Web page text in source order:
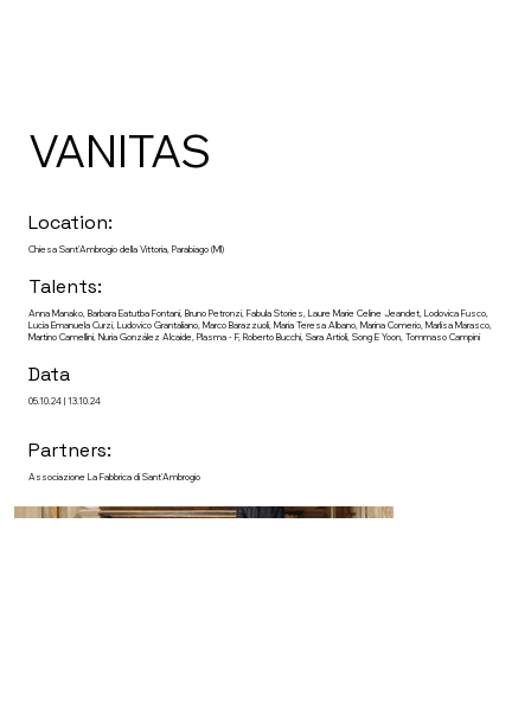
VANITAS
Location:
Chiesa Sant'Ambrogio della Vittoria, Parabiago (MI)
Talents:
Anna Manako, Barbara Eatutba Fontani, Bruno Petronzi, Fabula Stories, Laure Marie Celine Jeandet, Lodovica Fusco,
Lucia Emanuela Curzi, Ludovico Grantaliano, Marco Barazzuoli, Maria Teresa Albano, Marina Comerio, Marlisa Marasco,
Martino Camellini, Nuria González Alcaide, Plasma - F, Roberto Bucchi, Sara Artioli, Song E Yoon, Tommaso Campini
Data
05.10.24 | 13.10.24
Partners:
Associazione La Fabbrica di Sant'Ambrogio